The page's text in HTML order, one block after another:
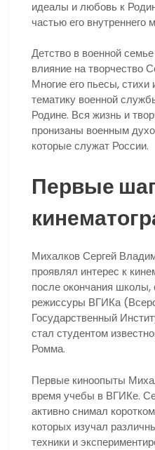
идеалы и любовь к
частью его внутреннего
Детство в военной
влияние на творчество
Многие его пьесы,
тематику военной
Родине. Вся жизнь и
пронизаны военным
которые служат России.
Первые
Михалков Сергей
проявлял интерес к
после окончания школы,
режиссуры ВГИКа
Государственный
стал студентом
Ромма.
Первые киноопыты
время учебы в ВГИКе.
активно снимал
которых изучал
техники и